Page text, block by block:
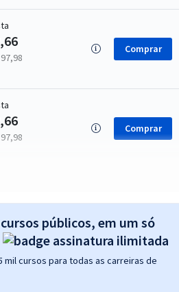
Comprar
Comprar
públicos, em um só
cursos para todas as carreiras de